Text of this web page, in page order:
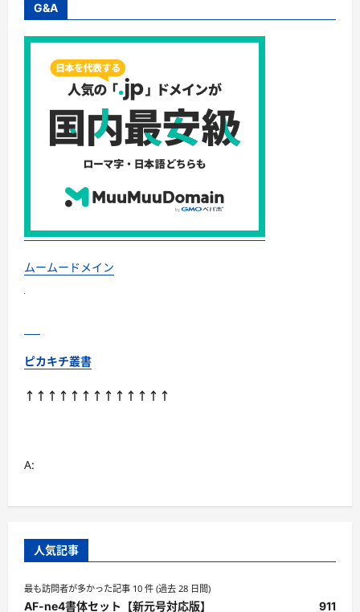
メ
ッ
と
は？
に
つ
て
さ
ら
読
む
G&A
ムームードメイン
ピカキチ叢書
↑↑↑↑↑↑↑↑↑↑↑↑↑
A:
人気記事
最も訪問者が多かった記事 10 件 (過去 28 日間)
AF-ne4書体セット【新元号対応版】 911